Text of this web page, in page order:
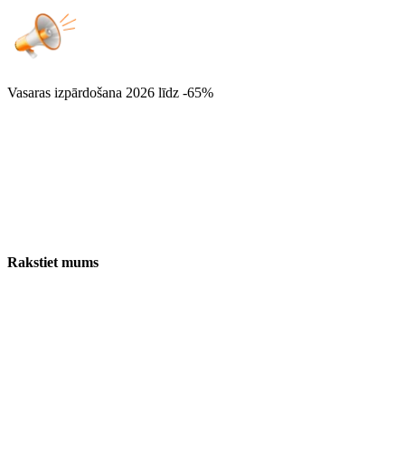
Vasaras izpārdošana 2026 līdz -65%
Rakstiet mums